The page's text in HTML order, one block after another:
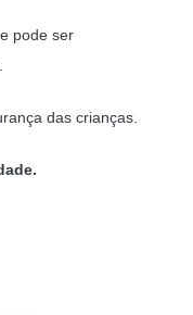
pode ser
das crianças.